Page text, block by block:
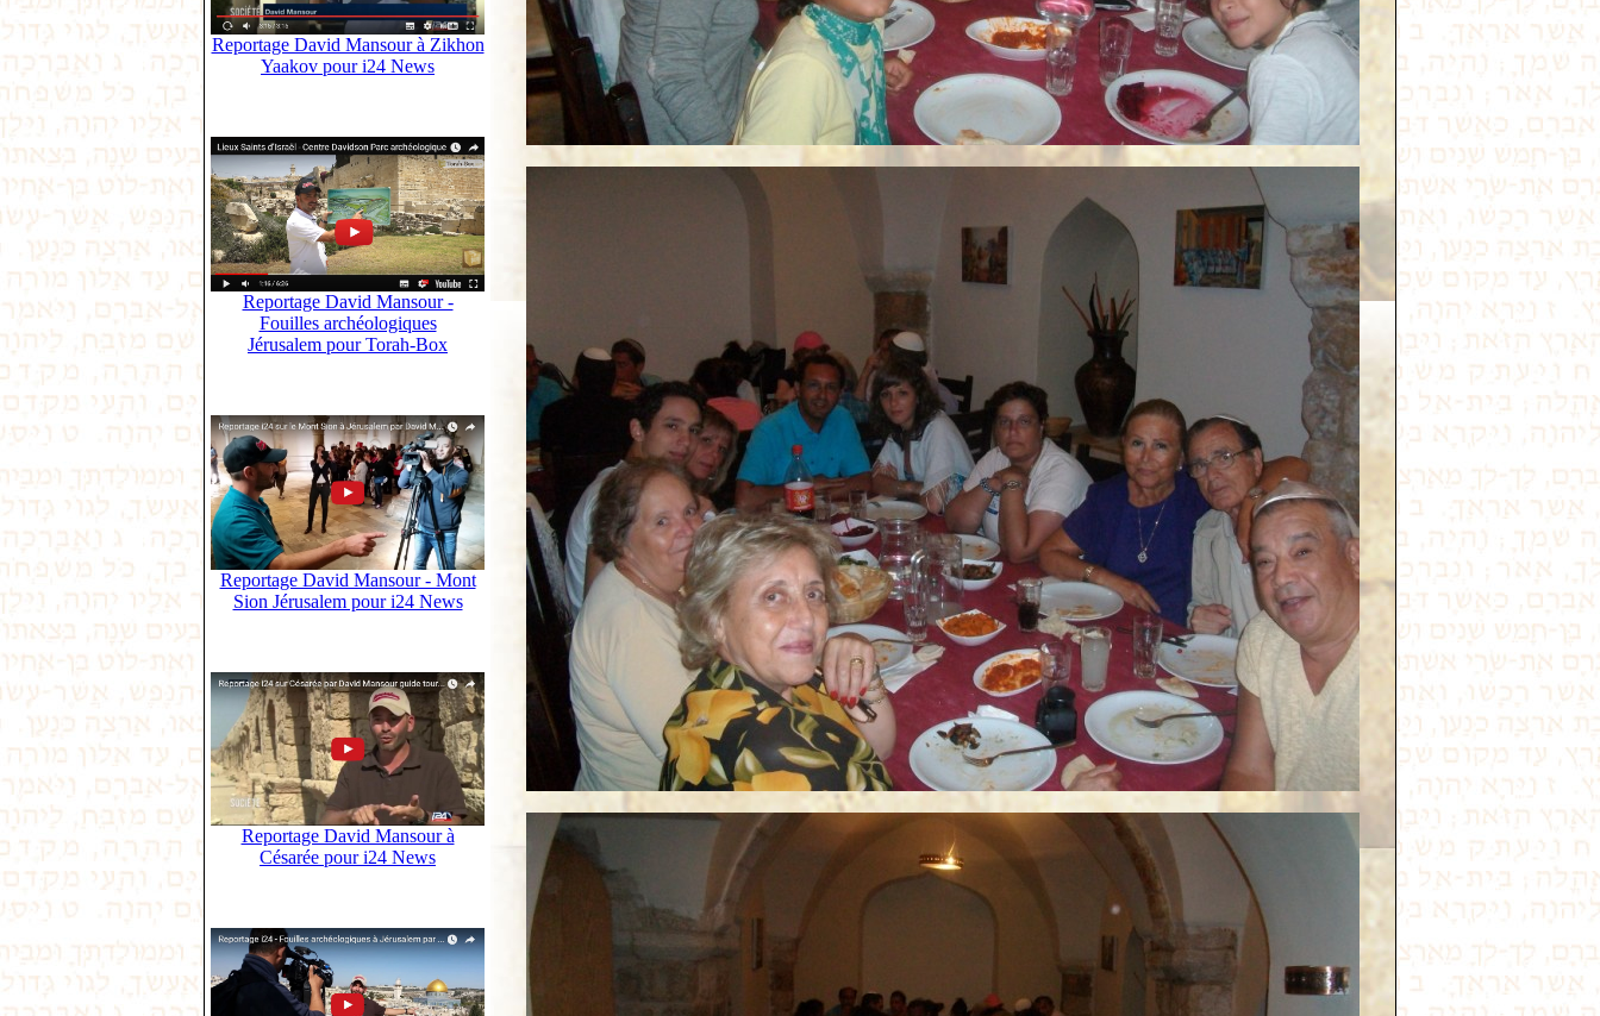
Reportage David Mansour à Zikhon
Yaakov pour i24 News
Reportage David Mansour -
Fouilles archéologiques
Jérusalem pour Torah-Box
Reportage David Mansour - Mont
Sion Jérusalem pour i24 News
Reportage David Mansour à
Césarée pour i24 News